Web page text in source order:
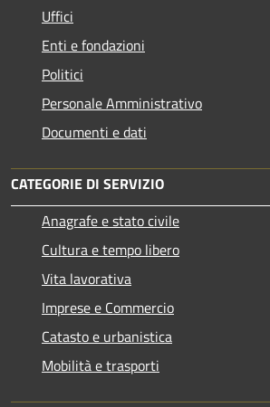
Uffici
Enti e fondazioni
Politici
Personale Amministrativo
Documenti e dati
CATEGORIE DI SERVIZIO
Anagrafe e stato civile
Cultura e tempo libero
Vita lavorativa
Imprese e Commercio
Catasto e urbanistica
Mobilità e trasporti